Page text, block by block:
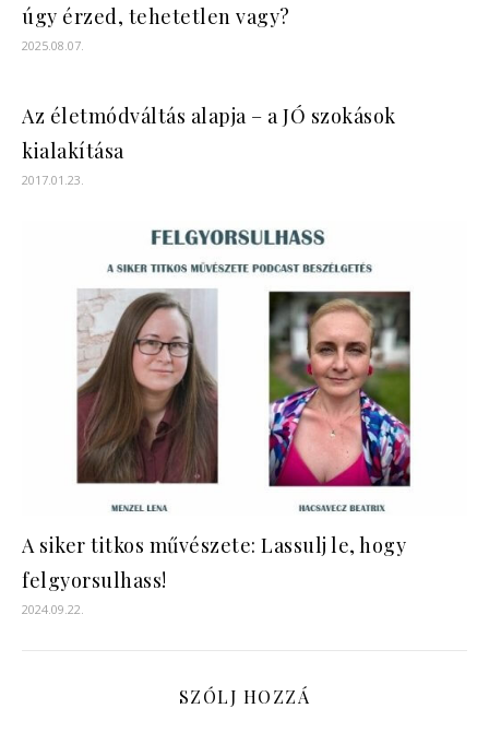
úgy érzed, tehetetlen vagy?
2025.08.07.
Az életmódváltás alapja – a JÓ szokások
kialakítása
2017.01.23.
A siker titkos művészete: Lassulj le, hogy
felgyorsulhass!
2024.09.22.
SZÓLJ HOZZÁ